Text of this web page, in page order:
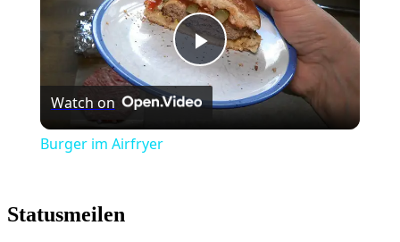
Play
Video
Watch on
Burger im Airfryer
Statusmeilen